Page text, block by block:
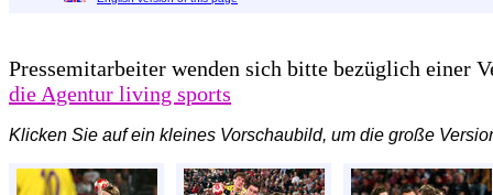
Pressemitarbeiter wenden sich bitte bezüglich einer
die Agentur living sports
Klicken Sie auf ein kleines Vorschaubild, um die große